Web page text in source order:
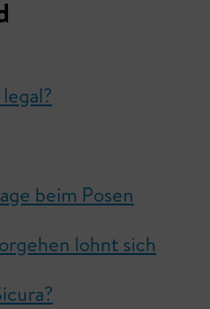
beim Posen
lohnt sich